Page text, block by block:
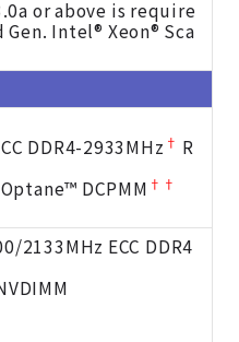
or above is require
Intel® Xeon® Sca
DDR4-2933MHz † R
DCPMM ††
2133MHz ECC DDR4